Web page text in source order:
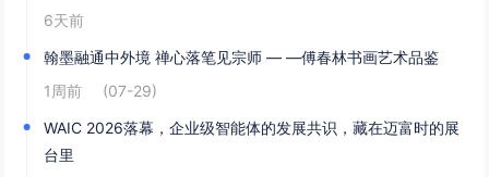
6天前
翰墨融通中外境 禅心落笔见宗师 — —傅春林书画艺术品鉴
1周前
(07-29)
WAIC 2026落幕，企业级智能体的发展共识，藏在迈富时的展
台里